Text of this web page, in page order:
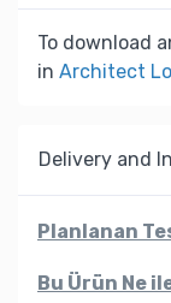
To download
in Architect
Delivery and
Planlanan
Bu Ürün Ne